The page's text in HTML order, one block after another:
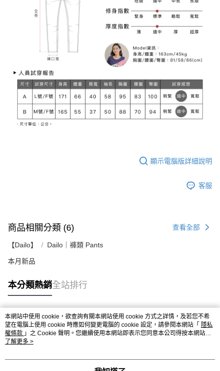
顯示電腦版詳細說明
客服
商品相關分類 (6) 查看全部
【Dailo】 Dailo｜褲類 Pants
本月新品
本分類熱銷全站排行
熱門標籤
本網站中使用 cookie，欲查詢有關本網站使用 cookie 方式之詳情，及若您不希
望在電腦上使用 cookie 時應如何變更電腦的 cookie 設定，請參閱本網站「 隱私
權條款 」之 Cookie 聲明。您繼續使用本網站即表示您同意本公司得按本網站使
用條款之 Cookie 聲明使用 cookie。
了解更多 >